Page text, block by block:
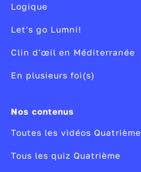
Logique
Let's go Lumni!
Clin d'œil en Méditerranée
En plusieurs foi(s)
Nos contenus
Toutes les vidéos Quatrième
Tous les quiz Quatrième